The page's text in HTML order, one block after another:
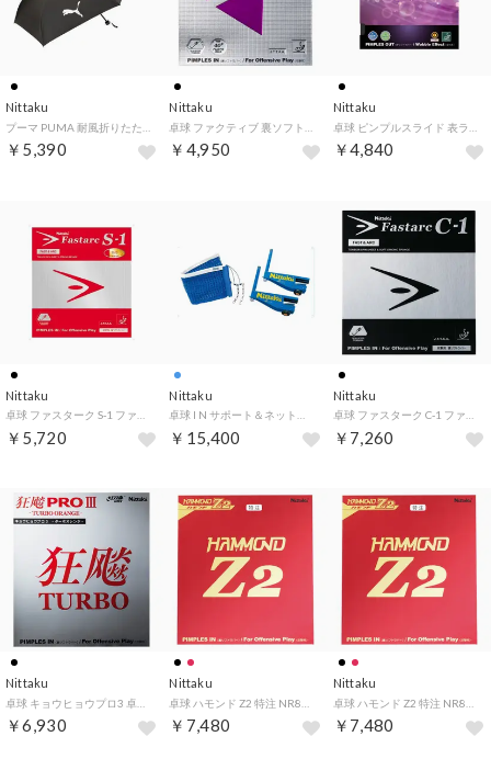
Nittaku
￥5,390
Nittaku
￥4,950
Nittaku
￥4,840
Nittaku
￥5,720
Nittaku
￥15,400
Nittaku
￥7,260
Nittaku
￥6,930
Nittaku
￥7,480
Nittaku
￥7,480